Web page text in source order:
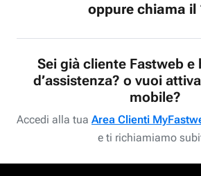
oppure chiama il
Sei già cliente Fastweb e
d’assistenza? o vuoi
mobile?
Accedi alla tua Area Clienti
e ti richiamiamo